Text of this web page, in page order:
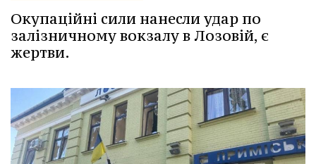
Окупаційні сили нанесли удар по
залізничному вокзалу в Лозовій, є
жертви.